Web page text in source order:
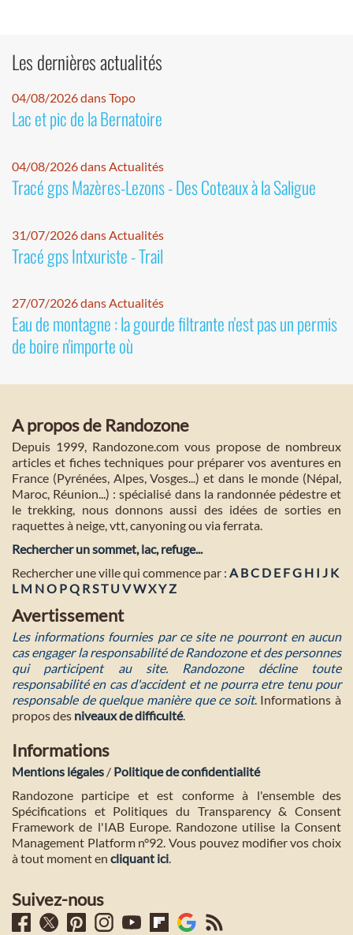
Les dernières actualités
04/08/2026 dans Topo
Lac et pic de la Bernatoire
04/08/2026 dans Actualités
Tracé gps Mazères-Lezons - Des Coteaux à la Saligue
31/07/2026 dans Actualités
Tracé gps Intxuriste - Trail
27/07/2026 dans Actualités
Eau de montagne : la gourde filtrante n'est pas un permis
de boire n'importe où
A propos de Randozone
Depuis 1999, Randozone.com vous propose de nombreux
articles et fiches techniques pour préparer vos aventures en
France (Pyrénées, Alpes, Vosges...) et dans le monde (Népal,
Maroc, Réunion...) : spécialisé dans la randonnée pédestre et
le trekking, nous donnons aussi des idées de sorties en
raquettes à neige, vtt, canyoning ou via ferrata.
Rechercher un sommet, lac, refuge...
Rechercher une ville qui commence par : A BC D E FG H I J K
L M NO PQ RST U VWXYZ
Avertissement
Les informations fournies par ce site ne pourront en aucun
cas engager la responsabilité de Randozone et des personnes
qui participent au site. Randozone décline toute
responsabilité en cas d'accident et ne pourra etre tenu pour
responsable de quelque manière que ce soit. Informations à
propos des niveaux de difficulté.
Informations
Mentions légales / Politique de confidentialité
Randozone participe et est conforme à l'ensemble des
Spécifications et Politiques du Transparency & Consent
Framework de l'IAB Europe. Randozone utilise la Consent
Management Platform n°92. Vous pouvez modifier vos choix
à tout moment en cliquant ici.
Suivez-nous